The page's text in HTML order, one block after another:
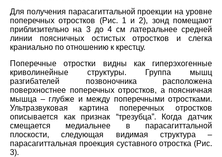
Для получения парасагиттальной проекции на уровне
поперечных отростков (Рис. 1 и 2), зонд помещают
приблизительно на 3 до 4 см латеральнее средней
линии поясничных остистых отростков и слегка
краниально по отношению к крестцу.
Поперечные отростки видны как гиперэхогенные
криволинейные структуры. Группа мышц
разгибателей позвоночника расположена
поверхностнее поперечных отростков, а поясничная
мышца – глубже и между поперечными отростками.
Ультразвуковая картина поперечных отростков
описывается как признак “трезубца”. Когда датчик
смещается медиальнее в парасагиттальной
плоскости, следующая видимая структура –
парасагиттальная проекция суставного отростка (Рис.
3).